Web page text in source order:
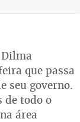
que passa
seu governo.
de todo o
área